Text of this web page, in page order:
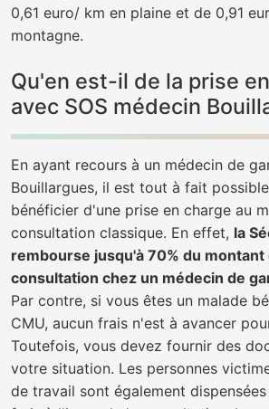
0,61 euro/ km en plaine et de 0,91
montagne.
Qu'en est-il de la prise
avec SOS médecin
En ayant recours à un médecin de
Bouillargues, il est tout à fait
bénéficier d'une prise en charge au
consultation classique. En effet, la
rembourse jusqu'à 70% du montant
consultation chez un médecin de
Par contre, si vous êtes un malade
CMU, aucun frais n'est à avancer
Toutefois, vous devez fournir des
votre situation. Les personnes
de travail sont également